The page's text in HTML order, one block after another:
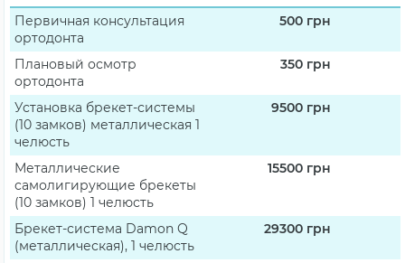
Первичная консультация
ортодонта
500 грн
Плановый осмотр
ортодонта
350 грн
Установка брекет-системы
(10 замков) металлическая 1
челюсть
9500 грн
Металлические
самолигирующие брекеты
(10 замков) 1 челюсть
15500 грн
Брекет-система Damon Q
(металлическая), 1 челюсть
29300 грн